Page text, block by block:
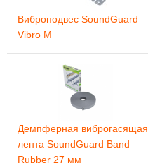
Виброподвес SoundGuard
Vibro M
Демпферная виброгасящая
лента SoundGuard Band
Rubber 27 мм